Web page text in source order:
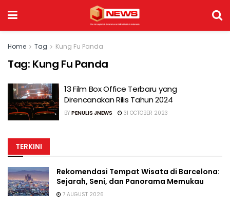
Home Tag Kung Fu Panda
Tag: Kung Fu Panda
13 Film Box Office Terbaru yang
Direncanakan Rilis Tahun 2024
BY PENULIS JNEWS 31 OCTOBER 2023
TERKINI
Rekomendasi Tempat Wisata di Barcelona:
Sejarah, Seni, dan Panorama Memukau
7 AUGUST 2026